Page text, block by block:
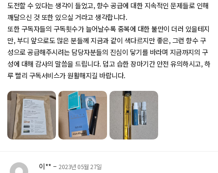
도전할 수 있다는 생각이 들었고, 향수 공급에 대한 지속적인 문제들로 인해
깨달으신 것 또한 있으실 거라고 생각합니다.
또한 구독자들의 구독횟수가 늘어날수록 중복에 대한 불만이 더러 있을테지
만, 부디 앞으로도 많은 분들께 지금과 같이 색다르지만 좋은, 그런 향수 구
성으로 공급해주시려는 담당자분들의 진심이 닿기를 바라며 지금까지의 구
성에 대해 감사의 말씀을 드립니다. 덥고 습한 장마기간 안전 유의하시고, 하
루 빨리 구독서비스가 원활해지길 바랍니다.
이** – 2023년 05월 27일